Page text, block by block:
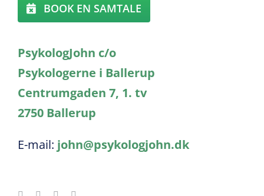
BOOK EN SAMTALE
PsykologJohn c/o
Psykologerne i Ballerup
Centrumgaden 7, 1. tv
2750 Ballerup
E-mail: john@psykologjohn.dk